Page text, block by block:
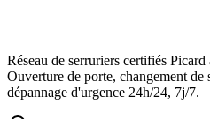
Réseau de serruriers certifiés Picard
Ouverture de porte, changement
dépannage d'urgence 24h/24, 7j/7.